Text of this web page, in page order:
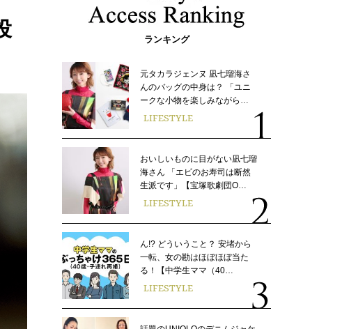
ランキング
元タカラジェンヌ 凪七瑠海さ
んのバッグの中身は？ 「ユニ
ークな小物を楽しみながら…
LIFESTYLE
おいしいものに目がない凪七瑠
海さん 「エビのお寿司は断然
生派です」【宝塚歌劇団O…
LIFESTYLE
ん!? どういうこと？ 安堵から
一転、女の勘はほぼほぼ当た
る！【中学生ママ（40…
LIFESTYLE